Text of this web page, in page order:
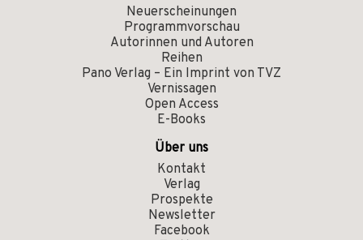
Neuerscheinungen
Programmvorschau
Autorinnen und Autoren
Reihen
Pano Verlag – Ein Imprint von TVZ
Vernissagen
Open Access
E-Books
Über uns
Kontakt
Verlag
Prospekte
Newsletter
Facebook